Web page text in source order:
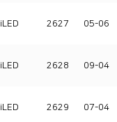
iLED 2627 05-06
iLED 2628 09-04
iLED 2629 07-04